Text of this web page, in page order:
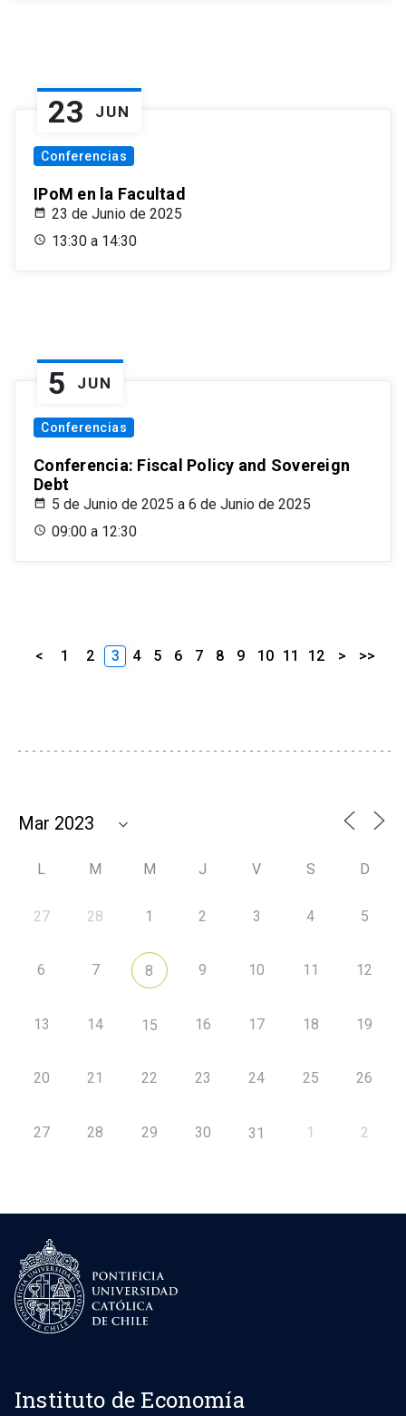
23 JUN
Conferencias
IPoM en la Facultad
23 de Junio de 2025
13:30 a 14:30
5 JUN
Conferencias
Conferencia: Fiscal Policy and Sovereign
Debt
5 de Junio de 2025 a 6 de Junio de 2025
09:00 a 12:30
< 1 2 3 4 5 6 7 8 9 10 11 12 > >>
L M M J V S D
27 28 1 2 3 4 5
6 7 8 9 10 11 12
13 14 15 16 17 18 19
20 21 22 23 24 25 26
27 28 29 30 31 1 2
Instituto de Economía